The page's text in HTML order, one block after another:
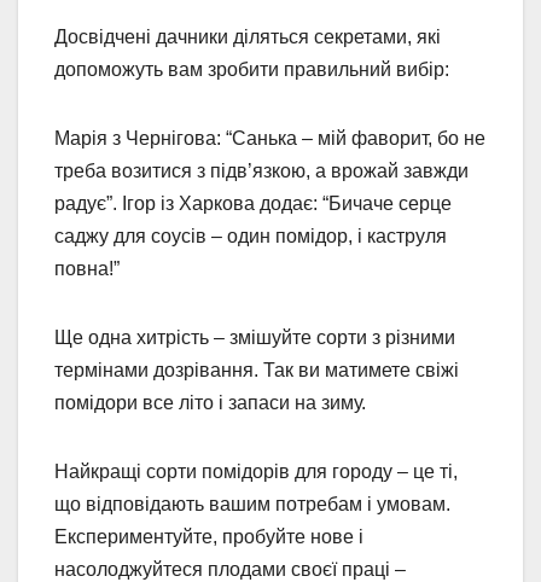
Досвідчені дачники діляться секретами, які
допоможуть вам зробити правильний вибір:
Марія з Чернігова: “Санька – мій фаворит, бо не
треба возитися з підв’язкою, а врожай завжди
радує”. Ігор із Харкова додає: “Бичаче серце
саджу для соусів – один помідор, і каструля
повна!”
Ще одна хитрість – змішуйте сорти з різними
термінами дозрівання. Так ви матимете свіжі
помідори все літо і запаси на зиму.
Найкращі сорти помідорів для городу – це ті,
що відповідають вашим потребам і умовам.
Експериментуйте, пробуйте нове і
насолоджуйтеся плодами своєї праці –